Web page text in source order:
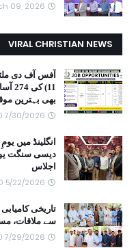
09, 2026
VIRAL CHRISTIAN NEWS
بھی بہترین
7/30/2026 11:59:00 AM
دیسی سنگت
اجلاس
5/22/2026 02:38:00 PM
تاریخی
سے ملاقات،
7/29/2026 02:18:00 PM